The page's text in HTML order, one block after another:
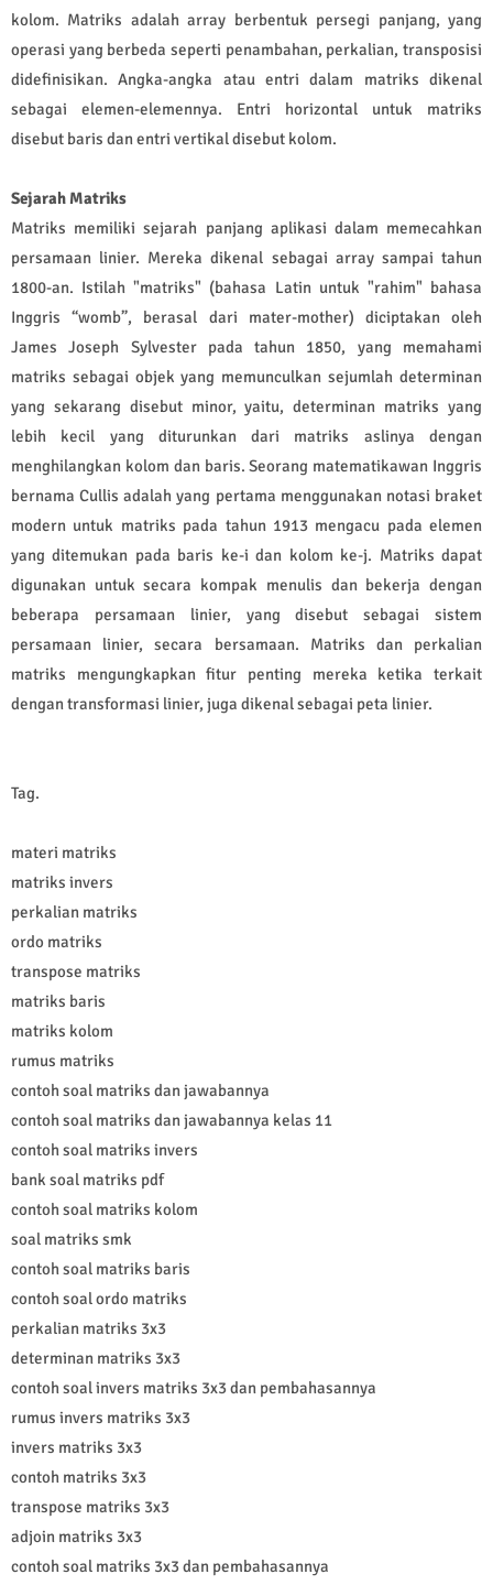
kolom. Matriks adalah array berbentuk persegi panjang, yang
operasi yang berbeda seperti penambahan, perkalian, transposisi
didefinisikan. Angka-angka atau entri dalam matriks dikenal
sebagai elemen-elemennya. Entri horizontal untuk matriks
disebut baris dan entri vertikal disebut kolom.
Sejarah Matriks
Matriks memiliki sejarah panjang aplikasi dalam memecahkan
persamaan linier. Mereka dikenal sebagai array sampai tahun
1800-an. Istilah "matriks" (bahasa Latin untuk "rahim" bahasa
Inggris “womb”, berasal dari mater-mother) diciptakan oleh
James Joseph Sylvester pada tahun 1850, yang memahami
matriks sebagai objek yang memunculkan sejumlah determinan
yang sekarang disebut minor, yaitu, determinan matriks yang
lebih kecil yang diturunkan dari matriks aslinya dengan
menghilangkan kolom dan baris. Seorang matematikawan Inggris
bernama Cullis adalah yang pertama menggunakan notasi braket
modern untuk matriks pada tahun 1913 mengacu pada elemen
yang ditemukan pada baris ke-i dan kolom ke-j. Matriks dapat
digunakan untuk secara kompak menulis dan bekerja dengan
beberapa persamaan linier, yang disebut sebagai sistem
persamaan linier, secara bersamaan. Matriks dan perkalian
matriks mengungkapkan fitur penting mereka ketika terkait
dengan transformasi linier, juga dikenal sebagai peta linier.
Tag.
materi matriks
matriks invers
perkalian matriks
ordo matriks
transpose matriks
matriks baris
matriks kolom
rumus matriks
contoh soal matriks dan jawabannya
contoh soal matriks dan jawabannya kelas 11
contoh soal matriks invers
bank soal matriks pdf
contoh soal matriks kolom
soal matriks smk
contoh soal matriks baris
contoh soal ordo matriks
perkalian matriks 3x3
determinan matriks 3x3
contoh soal invers matriks 3x3 dan pembahasannya
rumus invers matriks 3x3
invers matriks 3x3
contoh matriks 3x3
transpose matriks 3x3
adjoin matriks 3x3
contoh soal matriks 3x3 dan pembahasannya